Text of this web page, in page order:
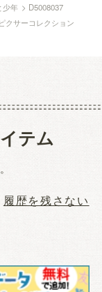
少年 > D5008037
ピクサーコレクション
テム
履歴を残さない